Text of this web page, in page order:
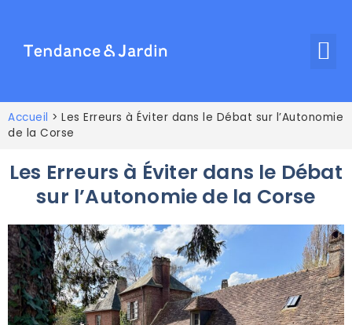
Accueil > Les Erreurs à Éviter dans le Débat sur l’Autonomie
de la Corse
Les Erreurs à Éviter dans le Débat
sur l’Autonomie de la Corse